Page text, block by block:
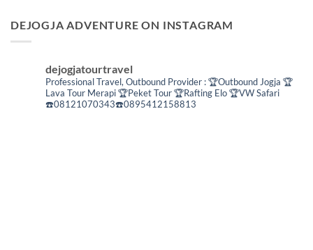
DEJOGJA ADVENTURE ON INSTAGRAM
dejogjatourtravel
Professional Travel,Outbound Provider :🏆Outbound Jogja 🏆
Lava Tour Merapi🏆Peket Tour🏆Rafting Elo🏆VW Safari
☎️08121070343☎️0895412158813